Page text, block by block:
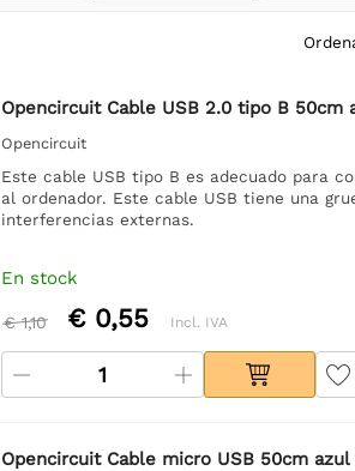
Opencircuit Cable USB 2.0 tipo B 50cm
Opencircuit
Este cable USB tipo B es adecuado para
al ordenador. Este cable USB tiene una
interferencias externas.
En stock
€ 1,10 € 0,55 Incl. IVA
Opencircuit Cable micro USB 50cm azul